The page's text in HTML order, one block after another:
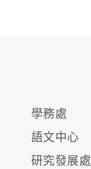
學務處
語文中心
研究發展處